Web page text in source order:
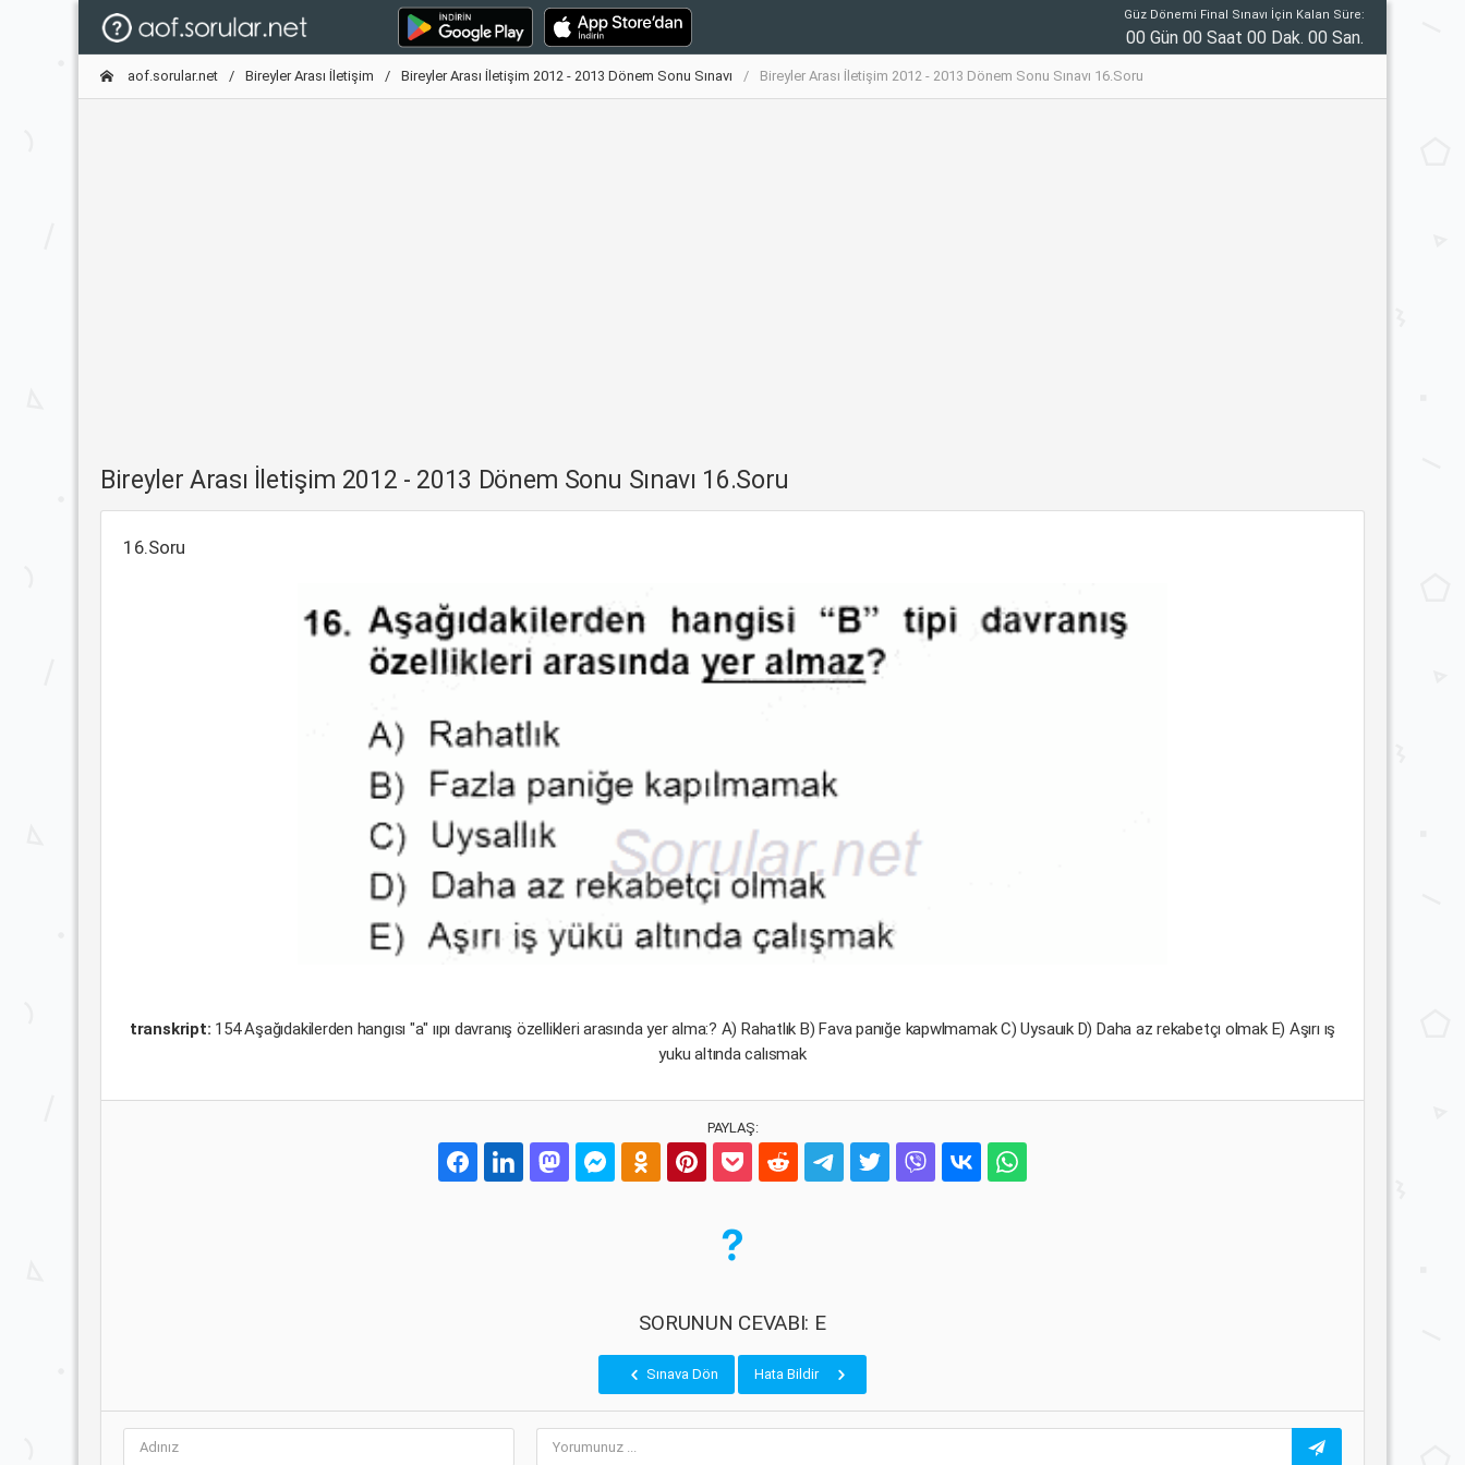
Güz Dönemi Final Sınavı İçin Kalan Süre:
00 Gün 00 Saat 00 Dak. 00 San.
aof.sorular.net Bireyler Arası İletişim Bireyler Arası İletişim 2012 - 2013 Dönem Sonu Sınavı Bireyler Arası İletişim 2012 - 2013 Dönem Sonu Sınavı 16.Soru
Bireyler Arası İletişim 2012 - 2013 Dönem Sonu Sınavı 16.Soru
16.Soru
transkript: 154 Aşağıdakilerden hangısı "a" ııpı davranış özellikleri arasında yer alma:? A) Rahatlık B) Fava panığe kapwlmamak C) Uysauık D) Daha az rekabetçı olmak E) Aşırı ış
yuku altında calısmak
PAYLAŞ:
SORUNUN CEVABI: E
Sınava Dön Hata Bildir